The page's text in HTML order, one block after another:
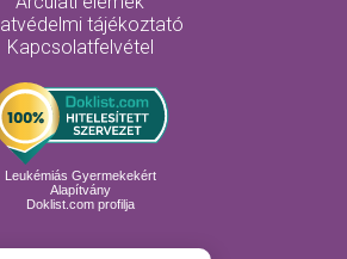
tájékoztató
Kapcsolatfelvétel
Leukémiás Gyermekekért
Alapítvány
Doklist.com profilja